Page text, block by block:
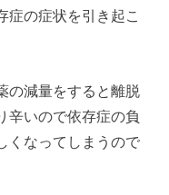
症の症状を引き起こ
の減量をすると離脱
辛いので依存症の負
くなってしまうので